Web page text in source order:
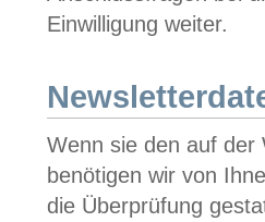
Einwilligung weiter.
Wenn sie den auf der
benötigen wir von
die Überprüfung